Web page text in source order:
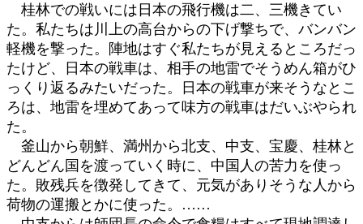
桂林での戦いには日本の飛行機は二、三機きてい
た。私たちは川上の高台からの下げ撃ちで、バンバン
軽機を撃った。陣地はすぐ私たちが見えるところだっ
たけど、日本の戦車は、相手の地雷でそうめん箱がひ
っくり返るみたいだった。日本の戦車が来そうなとこ
ろは、地雷を埋めてあって味方の戦車はだいぶやられ
た。
釜山から朝鮮、満州から北支、中支、宝慶、桂林と
どんどん国を渡っていく時に、中国人の苦力を使っ
た。敗残兵を徴発してきて、元気がありそうな人から
荷物の運搬とかに使った。……